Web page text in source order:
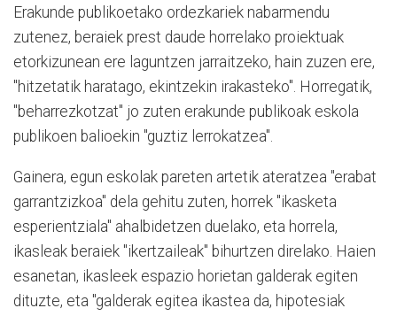
Erakunde publikoetako ordezkariek nabarmendu
zutenez, beraiek prest daude horrelako proiektuak
etorkizunean ere laguntzen jarraitzeko, hain zuzen ere,
"hitzetatik haratago, ekintzekin irakasteko". Horregatik,
"beharrezkotzat" jo zuten erakunde publikoak eskola
publikoen balioekin "guztiz lerrokatzea".
Gainera, egun eskolak pareten artetik ateratzea "erabat
garrantzizkoa" dela gehitu zuten, horrek "ikasketa
esperientziala" ahalbidetzen duelako, eta horrela,
ikasleak beraiek "ikertzaileak" bihurtzen direlako. Haien
esanetan, ikasleek espazio horietan galderak egiten
dituzte, eta "galderak egitea ikastea da, hipotesiak